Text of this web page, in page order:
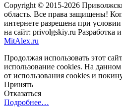
Copyright © 2015-2026
область. Все права защищены!
интернете разрешена при
на сайт: privolgskiy.ru Разработка
MitAlex.ru
Продолжая использовать этот
использование cookies. На
от использования cookies и
Принять
Отказаться
Подробнее…